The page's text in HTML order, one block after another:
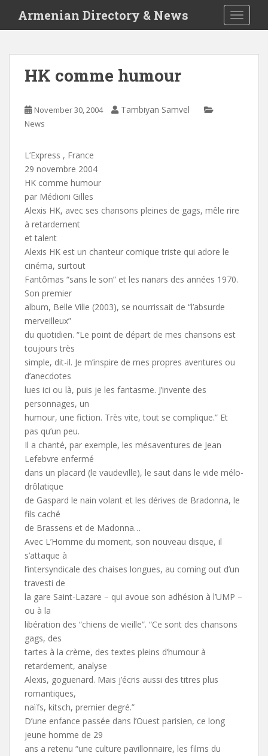
i
Armenian Directory & News
HK comme humour
November 30, 2004 Tambiyan Samvel
News
L’Express , France
29 novembre 2004
HK comme humour
par Médioni Gilles
Alexis HK, avec ses chansons pleines de gags, mêle rire
à retardement
et talent
Alexis HK est un chanteur comique triste qui adore le
cinéma, surtout
Fantômas “sans le son” et les nanars des années 1970.
Son premier
album, Belle Ville (2003), se nourrissait de “l’absurde
merveilleux”
du quotidien. “Le point de départ de mes chansons est
toujours très
simple, dit-il. Je m’inspire de mes propres aventures ou
d’anecdotes
lues ici ou là, puis je les fantasme. J’invente des
personnages, un
humour, une fiction. Très vite, tout se complique.” Et
pas qu’un peu.
Il a chanté, par exemple, les mésaventures de Jean
Lefebvre enfermé
dans un placard (le vaudeville), le saut dans le vide mélo-
drôlatique
de Gaspard le nain volant et les dérives de Bradonna, le
fils caché
de Brassens et de Madonna…
Avec L’Homme du moment, son nouveau disque, il
s’attaque à
l’intersyndicale des chaises longues, au coming out d’un
travesti de
la gare Saint-Lazare – qui avoue son adhésion à l’UMP –
ou à la
libération des “chiens de vieille”. “Ce sont des chansons
gags, des
tartes à la crème, des textes pleins d’humour à
retardement, analyse
Alexis, goguenard. Mais j’écris aussi des titres plus
romantiques,
naïfs, kitsch, premier degré.”
D’une enfance passée dans l’Ouest parisien, ce long
jeune homme de 29
ans a retenu “une culture pavillonnaire, les films du